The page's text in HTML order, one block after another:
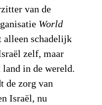
van de
World
alleen schadelijk
zelf, maar
land in de wereld.
de zorg van
Israël, nu